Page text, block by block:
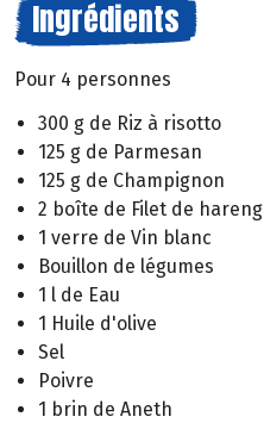
Ingrédients
Pour 4 personnes
300 g de Riz à risotto
125 g de Parmesan
125 g de Champignon
2 boîte de Filet de hareng
1 verre de Vin blanc
Bouillon de légumes
1 l de Eau
1 Huile d'olive
Sel
Poivre
1 brin de Aneth